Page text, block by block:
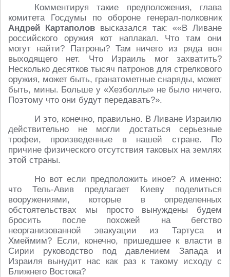
Комментируя такие предположения, глава
комитета Госдумы по обороне генерал-полковник
Андрей Картаполов высказался так: ««В Ливане
российского оружия кот наплакал. Что там они
могут найти? Патроны? Там ничего из ряда вон
выходящего нет. Что Израиль мог захватить?
Несколько десятков тысяч патронов для стрелкового
оружия, может быть, гранатометные снаряды, может
быть, мины. Больше у «Хезболлы» не было ничего.
Поэтому что они будут передавать?».
И это, конечно, правильно. В Ливане Израилю
действительно не могли достаться серьезные
трофеи, произведенные в нашей стране. По
причине физического отсутствия таковых на землях
этой страны.
Но вот если предположить иное? А именно:
что Тель-Авив предлагает Киеву поделиться
вооружениями, которые в определенных
обстоятельствах мы просто вынуждены будем
бросить после похожей на бегство
неорганизованной эвакуации из Тартуса и
Хмеймим? Если, конечно, пришедшее к власти в
Сирии руководство под давлением Запада и
Израиля вынудит нас как раз к такому исходу с
Ближнего Востока?